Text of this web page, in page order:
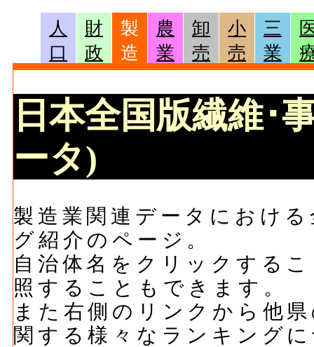
人
口
財
政
製
造
農
業
卸
売
小
売
三
業
日本全国版繊維･
ータ)
製造業関連データにおけ
グ紹介のページ。
自治体名をクリックする
照することもできます。
また右側のリンクから他
関する様々なランキング